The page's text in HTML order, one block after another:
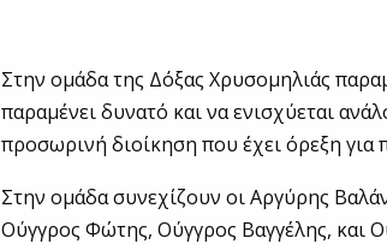
Στην ομάδα της Δόξας Χρυσομηλιάς
παραμένει δυνατό και να ενισχύεται
προσωρινή διοίκηση που έχει όρεξη
Στην ομάδα συνεχίζουν οι Αργύρης
Ούγγρος Φώτης, Ούγγρος Βαγγέλης, και